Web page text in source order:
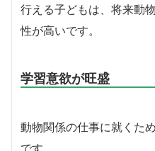
行える子どもは、将来動
性が高いです。
学習意欲が旺盛
動物関係の仕事に就くた
です。